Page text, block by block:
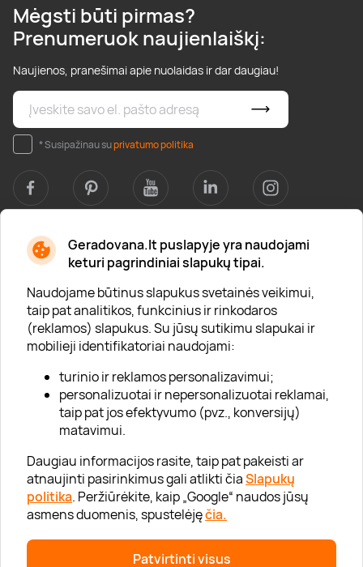
Geradovana.lt puslapyje yra naudojami
keturi pagrindiniai slapukų tipai.
Naudojame būtinus slapukus svetainės veikimui,
taip pat analitikos, funkcinius ir rinkodaros
(reklamos) slapukus. Su jūsų sutikimu slapukai ir
mobilieji identifikatoriai naudojami:
turinio ir reklamos personalizavimui;
personalizuotai ir nepersonalizuotai reklamai,
taip pat jos efektyvumo (pvz., konversijų)
matavimui.
Daugiau informacijos rasite, taip pat pakeisti ar
atnaujinti pasirinkimus gali atlikti čiaSlapukų
politika. Peržiūrėkite, kaip „Google“ naudos jūsų
asmens duomenis, spustelėjęčia.
Patvirtinti visus
Mėgsti būti pirmas?
Prenumeruok naujienlaiškį:
Naujienos, pranešimai apie nuolaidas ir dar daugiau!
* Susipažinau suprivatumo politika
Apie mus
Apie „Gera Dovana“
Lojalumo klubas
Karjera
Visi partneriai
Kontaktai
Tinklaraštis
Informacija